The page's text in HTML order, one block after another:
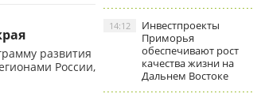
развития
России,
Инвестпроекты
Приморья
обеспечивают рост
качества жизни на
Дальнем Востоке
14:12